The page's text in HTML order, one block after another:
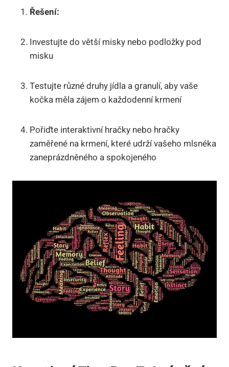
Řešení:
Investujte do větší misky nebo podložky pod
misku
Testujte různé druhy jídla a granulí, aby vaše
kočka měla zájem o každodenní krmení
Pořiďte interaktivní hračky nebo hračky
zaměřené na krmení, které udrží vašeho mlsnéka
zaneprázdněného a spokojeného